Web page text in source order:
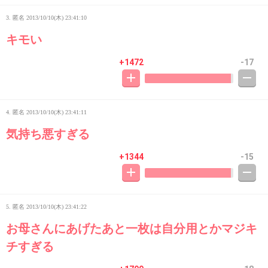
3. 匿名 2013/10/10(木) 23:41:10
キモい
+1472 -17
4. 匿名 2013/10/10(木) 23:41:11
気持ち悪すぎる
+1344 -15
5. 匿名 2013/10/10(木) 23:41:22
お母さんにあげたあと一枚は自分用とかマジキ
チすぎる